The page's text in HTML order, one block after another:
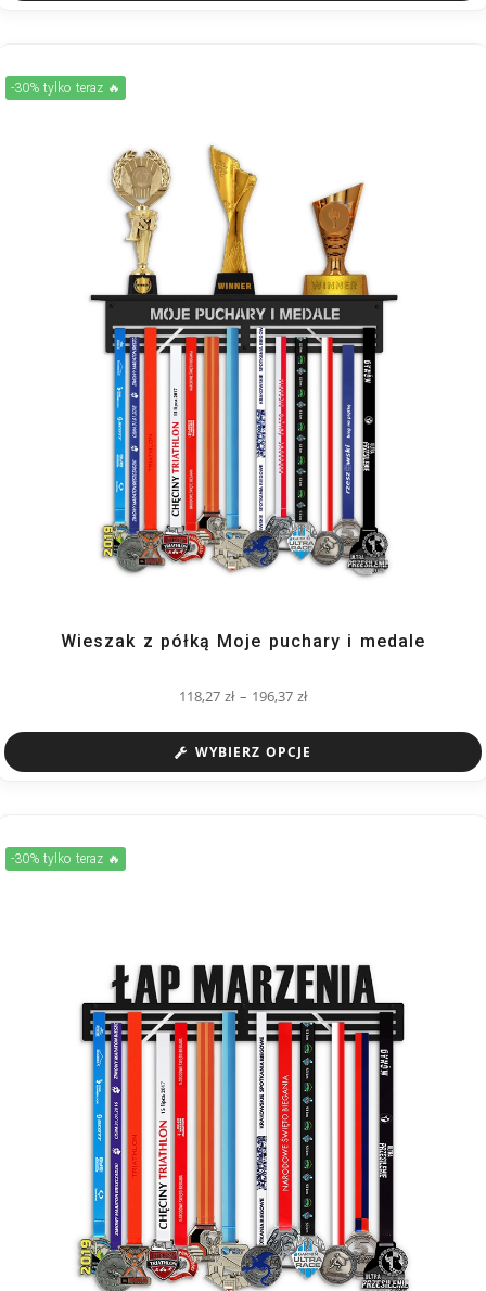
-30% tylko teraz 🔥
Wieszak z półką Moje puchary i medale
118,27zł – 196,37zł
WYBIERZ OPCJE
-30% tylko teraz 🔥